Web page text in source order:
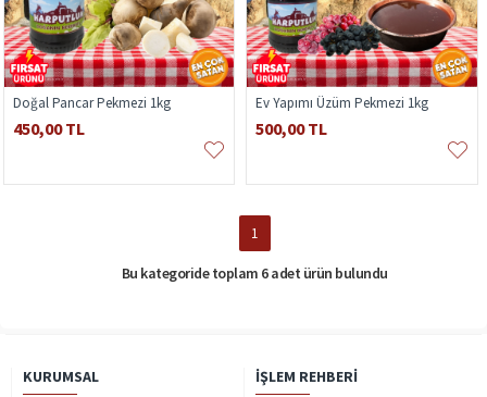
Doğal Pancar Pekmezi 1kg
450,00 TL
Ev Yapımı Üzüm Pekmezi 1kg
500,00 TL
1
Bu kategoride toplam 6 adet ürün bulundu
KURUMSAL İŞLEM REHBERI